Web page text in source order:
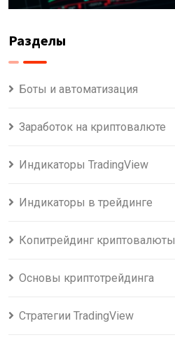
Разделы
Боты и автоматизация
Заработок на криптовалюте
Индикаторы TradingView
Индикаторы в трейдинге
Копитрейдинг криптовалюты
Основы криптотрейдинга
Стратегии TradingView